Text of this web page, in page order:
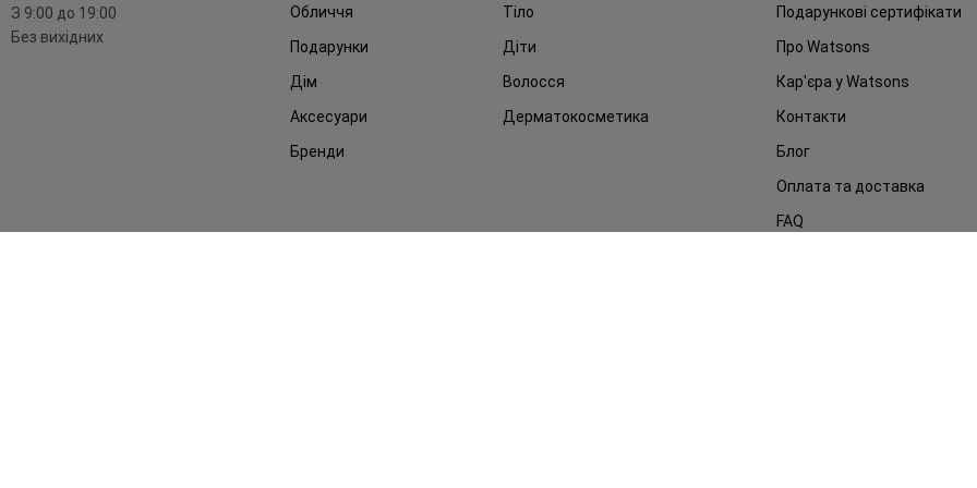
З 9:00 до 19:00
Без вихідних
Обличчя
Тіло
Подарунки
Діти
Дім
Волосся
Аксесуари
Дерматокосметика
Бренди
Подарункові сертифікати
Про Watsons
Кар'єра у Watsons
Контакти
Блог
Оплата та доставка
FAQ